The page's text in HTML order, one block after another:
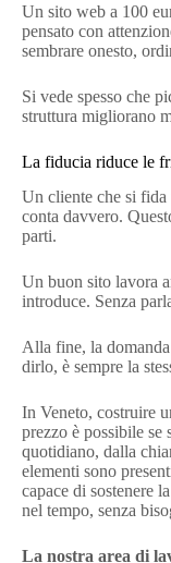
Un sito web a 100
pensato con
sembrare onesto,
Si vede spesso che
struttura migliorano
La fiducia riduce le
Un cliente che si
conta davvero.
parti.
Un buon sito lavora
introduce. Senza
Alla fine, la
dirlo, è sempre la
In Veneto, costruire
prezzo è possibile
quotidiano, dalla
elementi sono
capace di sostenere
nel tempo, senza
La nostra area di